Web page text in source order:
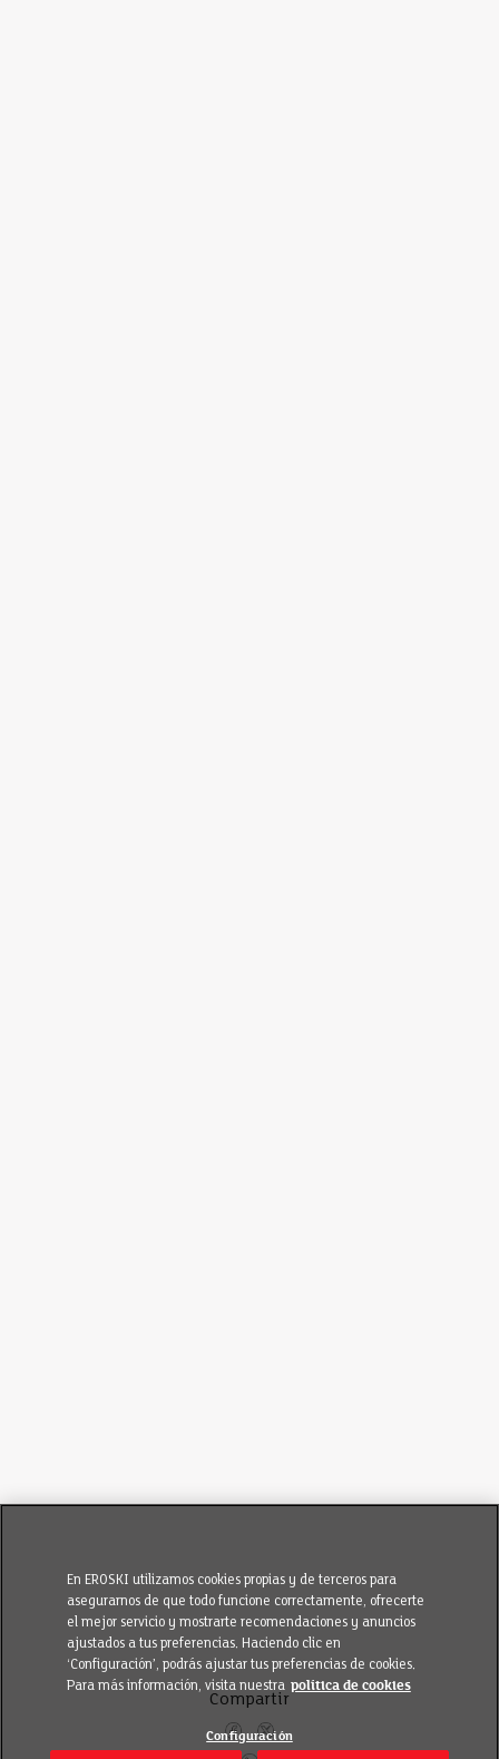
Compartir
En EROSKI utilizamos cookies propias y de terceros para
asegurarnos de que todo funcione correctamente, ofrecerte
el mejor servicio y mostrarte recomendaciones y anuncios
ajustados a tus preferencias. Haciendo clic en
‘Configuración’, podrás ajustar tus preferencias de cookies.
Para más información, visita nuestra política de cookies
Configuración